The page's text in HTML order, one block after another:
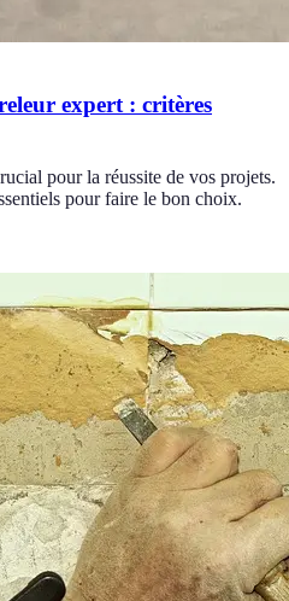
expert : critères
pour la réussite de vos projets.
pour faire le bon choix.